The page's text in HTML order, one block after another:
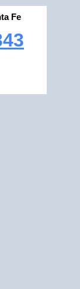
Fe